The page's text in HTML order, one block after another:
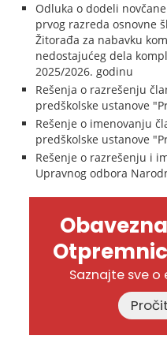
Odluka o dodeli
prvog razreda osnovne
Žitorađa za nabavku
nedostajućeg dela
2025/2026. godinu
Rešenja o razrešenju
predškolske ustanove
Rešenje o imenovanju
predškolske ustanove
Rešenje o razrešenju i
Upravnog odbora
Saznajte sve